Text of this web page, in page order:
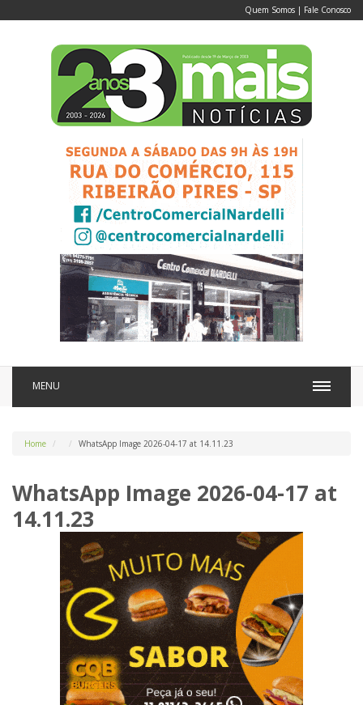
Quem Somos | Fale Conosco
MENU
Home WhatsApp Image 2026-04-17 at 14.11.23
WhatsApp Image 2026-04-17 at
14.11.23